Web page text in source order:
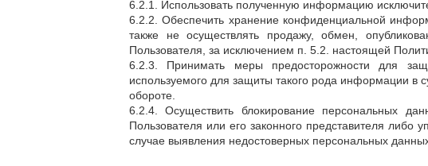
6.2.1. Использовать полученную информацию
6.2.2. Обеспечить хранение конфиденциальной
также не осуществлять продажу, обмен,
Пользователя, за исключением п. 5.2. настоящей
6.2.3. Принимать меры предосторожности для
используемого для защиты такого рода информации в
обороте.
6.2.4. Осуществить блокирование персональных
Пользователя или его законного представителя
случае выявления недостоверных персональных